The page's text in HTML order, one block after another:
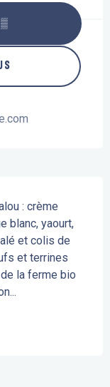
: crème
blanc, yaourt,
et colis de
et terrines
la ferme bio